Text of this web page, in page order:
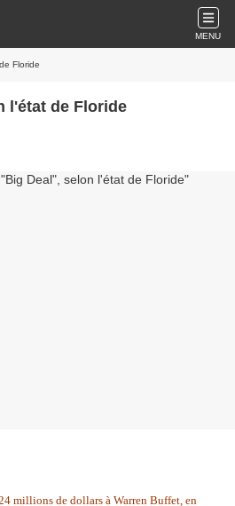
MENU
Floride
l'état de Floride
millions de dollars à Warren Buffet, en